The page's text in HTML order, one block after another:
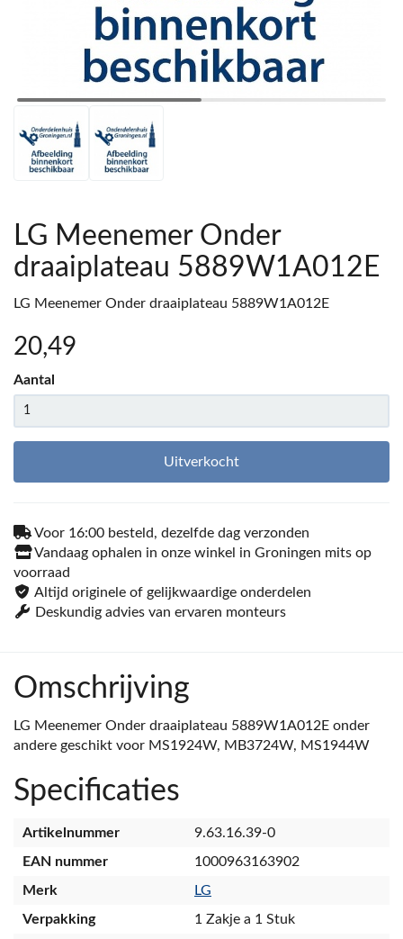
LG Meenemer Onder
draaiplateau 5889W1A012E
LG Meenemer Onder draaiplateau 5889W1A012E
20,49
Aantal
Uitverkocht
Voor 16:00 besteld, dezelfde dag verzonden
Vandaag ophalen in onze winkel in Groningen mits op
voorraad
Altijd originele of gelijkwaardige onderdelen
Deskundig advies van ervaren monteurs
Omschrijving
LG Meenemer Onder draaiplateau 5889W1A012E onder
andere geschikt voor MS1924W, MB3724W, MS1944W
Specificaties
Artikelnummer
9.63.16.39-0
EAN nummer
1000963163902
Merk
LG
Verpakking
1 Zakje a 1 Stuk